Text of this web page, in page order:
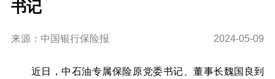
书记
来源：中国银行保险报 2024-05-09
近日，中石油专属保险原党委书记、董事长魏国良到